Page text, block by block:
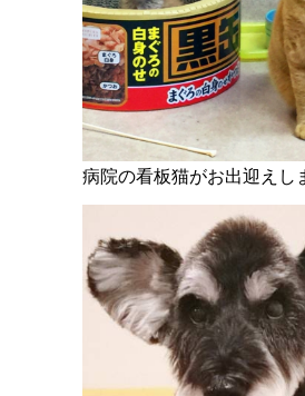
病院の看板猫がお出迎えし